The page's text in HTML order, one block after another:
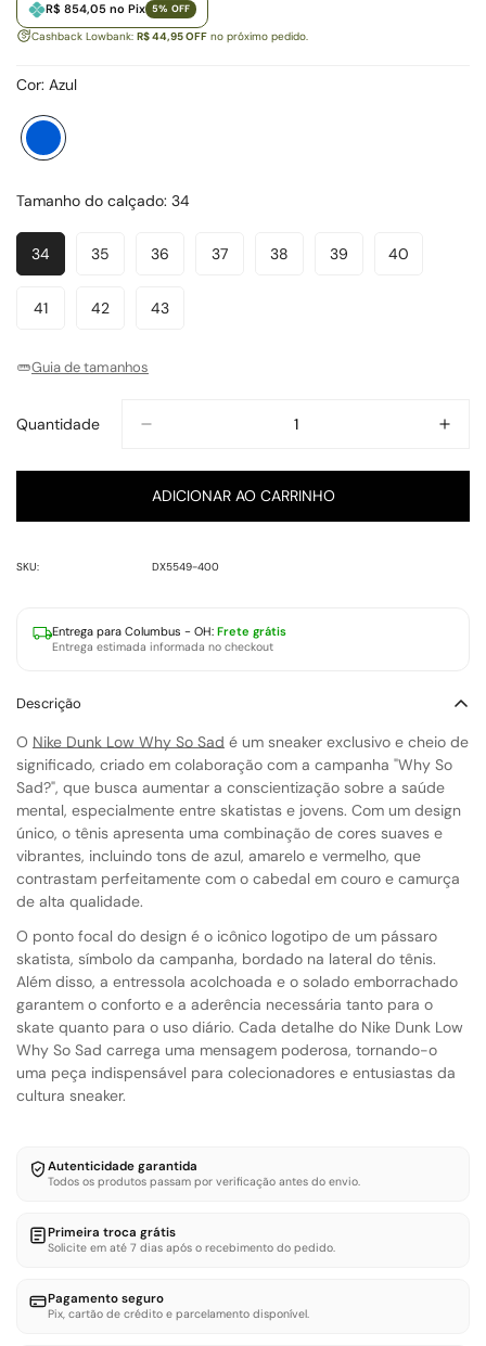
R$ 854,05 no Pix 5% OFF
Cashback Lowbank: R$ 44,95 OFF no próximo pedido.
Cor: Azul
Azul
Variante
ou
Tamanho do calçado: 34
34Variante
Esgotada
Ou
35Variante
Ou
Indisponível
36Variante
Ou
Indisponível
37Variante38Variante39Variante40Variante
41Variante
Indisponível
42Variante
Indisponível
43Variante
Guia de tamanhos
Quantidade
ADICIONAR AO CARRINHO
SKU: DX5549-400
Entrega para Columbus - OH: Frete grátis
Entrega estimada informada no checkout
Descrição
O Nike Dunk Low Why So Sad é um sneaker exclusivo e cheio de
significado, criado em colaboração com a campanha "Why So
Sad?", que busca aumentar a conscientização sobre a saúde
mental, especialmente entre skatistas e jovens. Com um design
único, o tênis apresenta uma combinação de cores suaves e
vibrantes, incluindo tons de azul, amarelo e vermelho, que
contrastam perfeitamente com o cabedal em couro e camurça
de alta qualidade.
O ponto focal do design é o icônico logotipo de um pássaro
skatista, símbolo da campanha, bordado na lateral do tênis.
Além disso, a entressola acolchoada e o solado emborrachado
garantem o conforto e a aderência necessária tanto para o
skate quanto para o uso diário. Cada detalhe do Nike Dunk Low
Why So Sad carrega uma mensagem poderosa, tornando-o
uma peça indispensável para colecionadores e entusiastas da
cultura sneaker.
Autenticidade garantida
Todos os produtos passam por verificação antes do envio.
Primeira troca grátis
Solicite em até 7 dias após o recebimento do pedido.
Pagamento seguro
Pix, cartão de crédito e parcelamento disponível.